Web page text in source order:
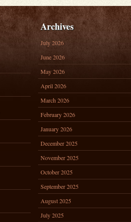
Archives
July 2026
June 2026
May 2026
April 2026
March 2026
February 2026
January 2026
December 2025
November 2025
October 2025
September 2025
August 2025
July 2025